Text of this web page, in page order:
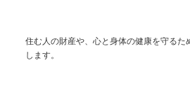
住む人の財産や、心と身体の健康を守るた
します。